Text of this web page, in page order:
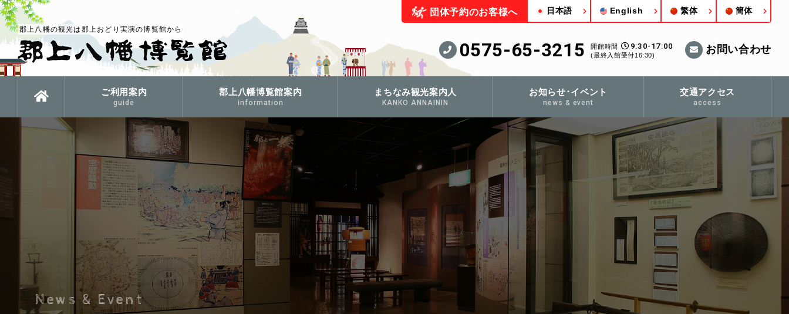
郡上八幡の観光は郡上おどり実演の博覧館から
団体予約のお客様へ 日本語 English 繁体 簡体
0575-65-3215 開館時間 9:30-17:00
(最終入館受付16:30) お問い合わせ
ご利用案内
guide
郡上八幡博覧館案内
information
まちなみ観光案内人
KANKO ANNAININ
お知らせ･イベント
news & event
交通アクセス
access
News & Event